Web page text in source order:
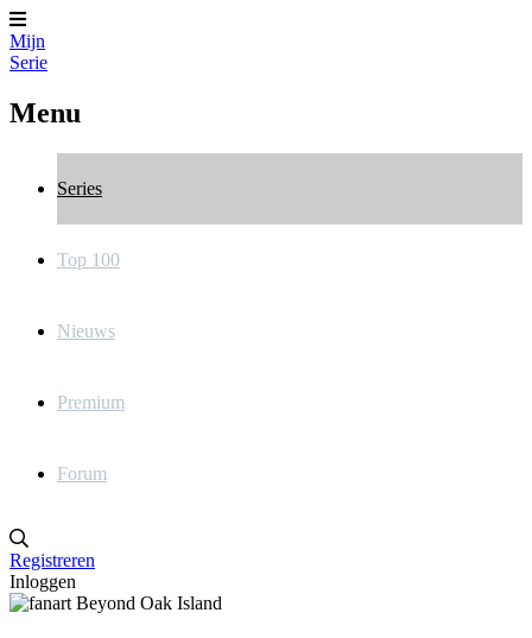
Mijn
Serie
Menu
Series
Top 100
Nieuws
Premium
Forum
Registreren
Inloggen